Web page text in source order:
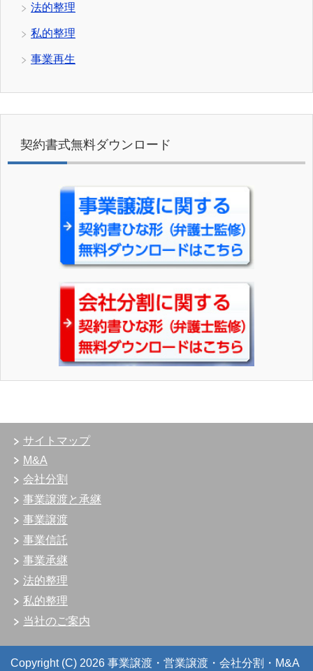
法的整理
私的整理
事業再生
契約書式無料ダウンロード
サイトマップ
M&A
会社分割
事業譲渡と承継
事業譲渡
事業信託
事業承継
法的整理
私的整理
当社のご案内
Copyright (C) 2026 事業譲渡・営業譲渡・会社分割・M&A